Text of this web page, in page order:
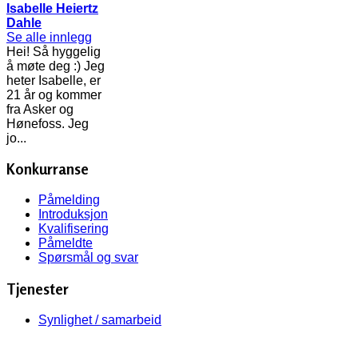
Isabelle Heiertz
Dahle
Se alle innlegg
Hei! Så hyggelig
å møte deg :) Jeg
heter Isabelle, er
21 år og kommer
fra Asker og
Hønefoss. Jeg
jo...
Konkurranse
Påmelding
Introduksjon
Kvalifisering
Påmeldte
Spørsmål og svar
Tjenester
Synlighet / samarbeid